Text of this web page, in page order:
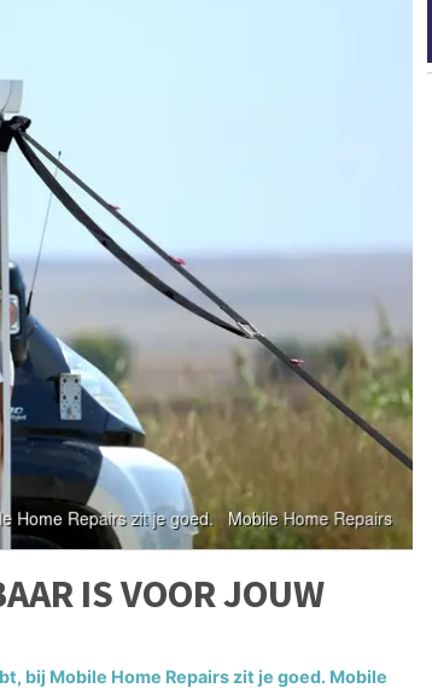
IS VOOR JOUW
bij Mobile Home Repairs zit je goed. Mobile